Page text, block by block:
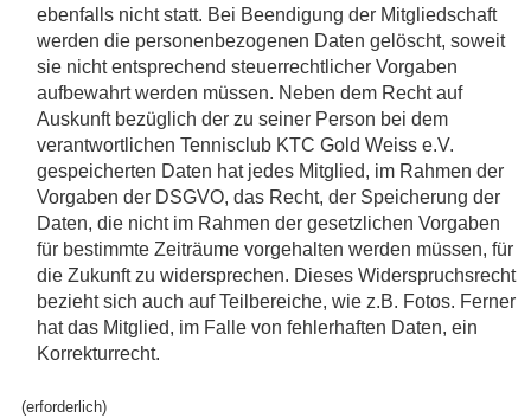
ebenfalls nicht statt. Bei Beendigung der Mitgliedschaft
werden die personenbezogenen Daten gelöscht, soweit
sie nicht entsprechend steuerrechtlicher Vorgaben
aufbewahrt werden müssen. Neben dem Recht auf
Auskunft bezüglich der zu seiner Person bei dem
verantwortlichen Tennisclub KTC Gold Weiss e.V.
gespeicherten Daten hat jedes Mitglied, im Rahmen der
Vorgaben der DSGVO, das Recht, der Speicherung der
Daten, die nicht im Rahmen der gesetzlichen Vorgaben
für bestimmte Zeiträume vorgehalten werden müssen, für
die Zukunft zu widersprechen. Dieses Widerspruchsrecht
bezieht sich auch auf Teilbereiche, wie z.B. Fotos. Ferner
hat das Mitglied, im Falle von fehlerhaften Daten, ein
Korrekturrecht.
(erforderlich)